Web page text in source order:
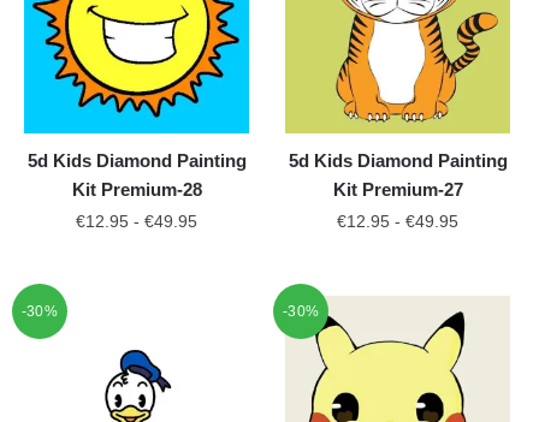
5d Kids Diamond Painting
Kit Premium-28
€12.95 - €49.95
5d Kids Diamond Painting
Kit Premium-27
€12.95 - €49.95
-30% -30%